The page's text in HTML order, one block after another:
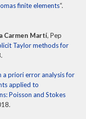
finite elements“.
Carmen Martí, Pep
Taylor methods for
a priori error analysis for
applied to
Poisson and Stokes